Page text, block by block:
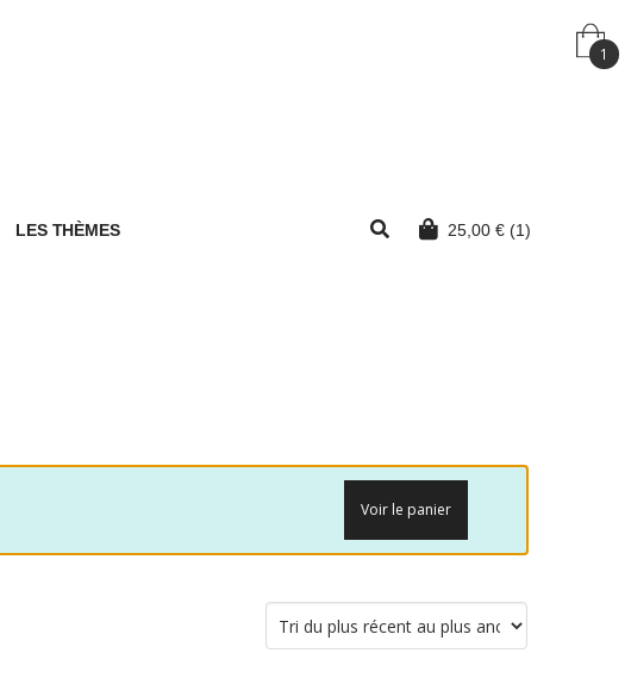
LES THÈMES 25,00 € (1)
Voir le panier
1